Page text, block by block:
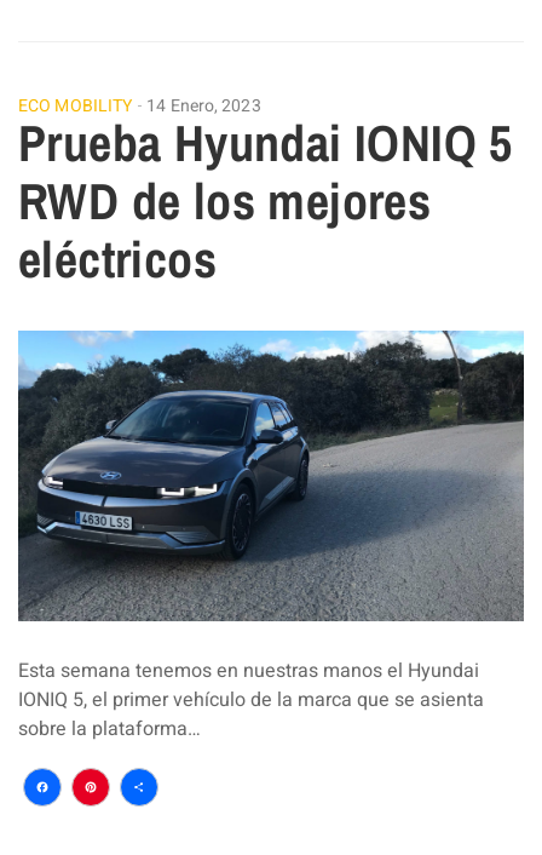
ECO MOBILITY 14 Enero, 2023
Prueba Hyundai IONIQ 5
RWD de los mejores
eléctricos
Esta semana tenemos en nuestras manos el Hyundai
IONIQ 5, el primer vehículo de la marca que se asienta
sobre la plataforma…
Facebook
Pinterest
Compartir